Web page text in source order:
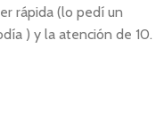
rápida (lo pedí un
) y la atención de 10.